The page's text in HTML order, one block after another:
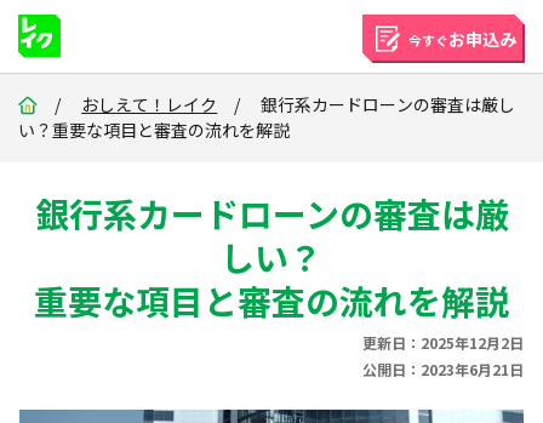
今すぐお申込み
/ おしえて！レイク
/ 銀行系カードローンの審査は厳し
い？重要な項目と審査の流れを解説
銀行系カードローンの審査は厳
しい？
重要な項目と審査の流れを解説
更新日：2025年12月2日
公開日：2023年6月21日